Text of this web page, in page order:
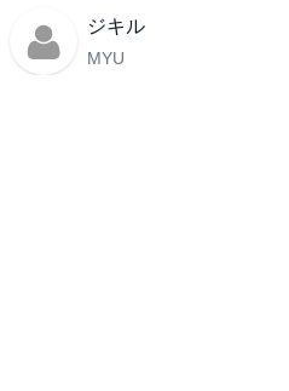
ジキル
MYU